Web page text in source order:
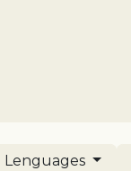
Lenguages